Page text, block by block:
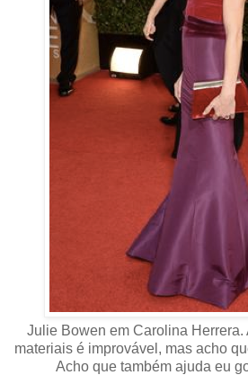
Julie Bowen em Carolina Herrera.
materiais é improvável, mas acho
Acho que também ajuda eu